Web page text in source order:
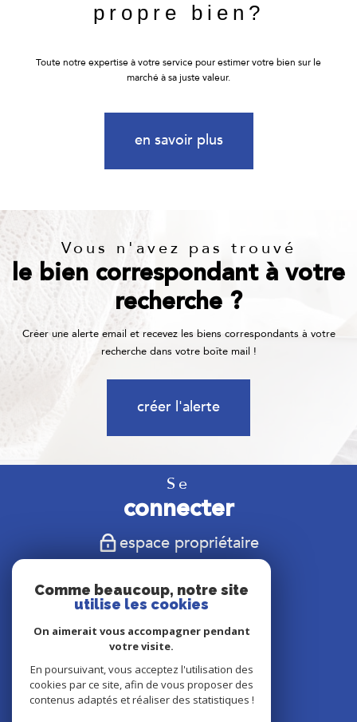
propre bien?
Toute notre expertise à votre service pour estimer votre bien sur le
marché à sa juste valeur.
en savoir plus
Vous n'avez pas trouvé
le bien correspondant à votre
recherche ?
Créer une alerte email et recevez les biens correspondants à votre
recherche dans votre boîte mail !
créer l'alerte
Se
connecter
espace propriétaire
Nous
suivre
Nous
adhérons
Comme beaucoup, notre site
utilise les cookies
On aimerait vous accompagner pendant
votre visite.
En poursuivant, vous acceptez l'utilisation des
cookies par ce site, afin de vous proposer des
contenus adaptés et réaliser des statistiques !